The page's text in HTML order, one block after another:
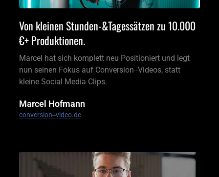
Von kleinen Stunden-&Tagessätzen zu 10.000
€+ Produktionen.
Marcel hat sich komplett neu Positioniert und legt
nun seinen Fokus auf Conversion‒Videos, statt
kleine Social Media Clips.
Marcel Hofmann
conversion‒video.de